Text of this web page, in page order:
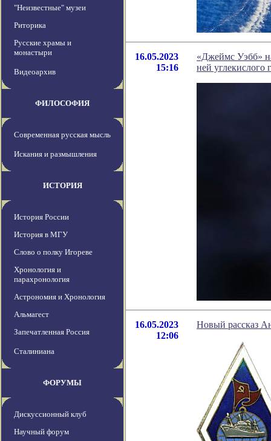
"Неизвестные" музеи
Риторика
Русские храмы и
монастыри
Видеоархив
ФИЛОСОФИЯ
Современная русская мысль
Искания и размышления
ИСТОРИЯ
История России
История в МГУ
Слово о полку Игореве
Хронология и
парахронология
Астрономия и Хронология
Альмагест
Запечатленная Россия
Сталиниана
ФОРУМЫ
Дискуссионный клуб
Научный форум
16.05.2023
15:16
«Джеймс Уэбб»
ней углекислого
16.05.2023
12:06
Новый рассказ